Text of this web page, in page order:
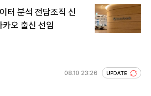
터 분석 전담조직 신
오 출신 선임
08.10 23:26 UPDATE